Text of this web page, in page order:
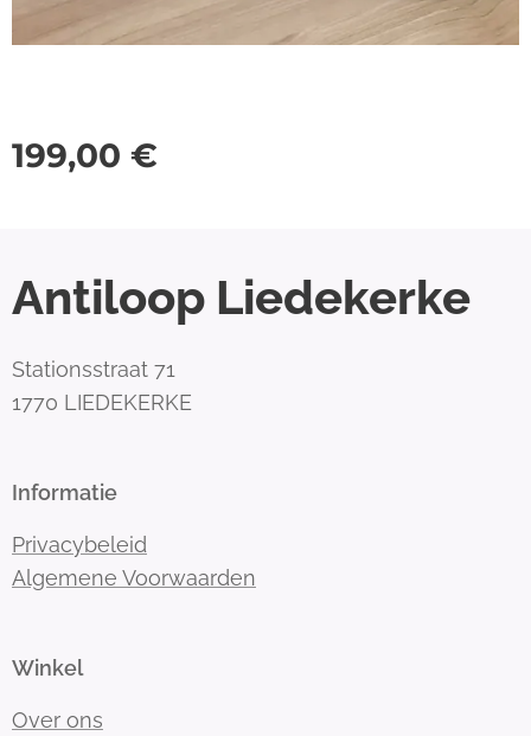
199,00 €
Antiloop Liedekerke
Stationsstraat 71
1770 LIEDEKERKE
Informatie
Privacybeleid
Algemene Voorwaarden
Winkel
Over ons